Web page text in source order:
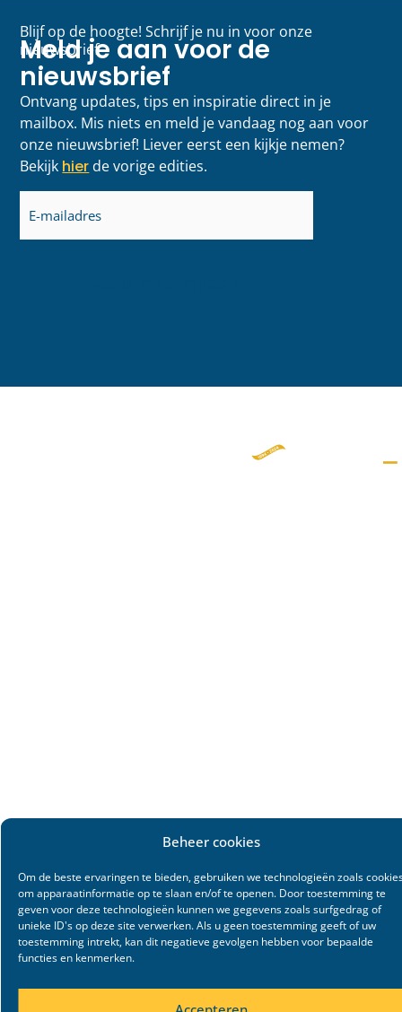
Beheer cookies
Om de beste ervaringen te bieden, gebruiken we technologieën zoals
om apparaatinformatie op te slaan en/of te openen. Door toestemming te
geven voor deze technologieën kunnen we gegevens zoals surfgedrag of
unieke ID's op deze site verwerken. Als u geen toestemming geeft of uw
toestemming intrekt, kan dit negatieve gevolgen hebben voor bepaalde
functies en kenmerken.
Blijf op de hoogte! Schrijf je nu in voor onze
nieuwsbrief
Meld je aan voor de
nieuwsbrief
Ontvang updates, tips en inspiratie direct in je
mailbox. Mis niets en meld je vandaag nog aan voor
onze nieuwsbrief! Liever eerst een kijkje nemen?
Bekijk hier de vorige edities.
E-
mailadres
(Vereist)